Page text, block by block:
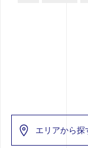
エリアから探